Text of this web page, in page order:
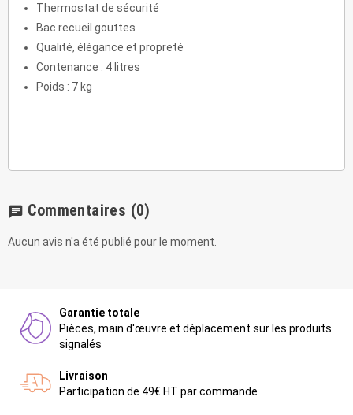
Thermostat de sécurité
Bac recueil gouttes
Qualité, élégance et propreté
Contenance : 4 litres
Poids : 7 kg
chat Commentaires (0)
Aucun avis n'a été publié pour le moment.
Garantie totale
Pièces, main d'œuvre et déplacement sur les produits
signalés
Livraison
Participation de 49€ HT par commande